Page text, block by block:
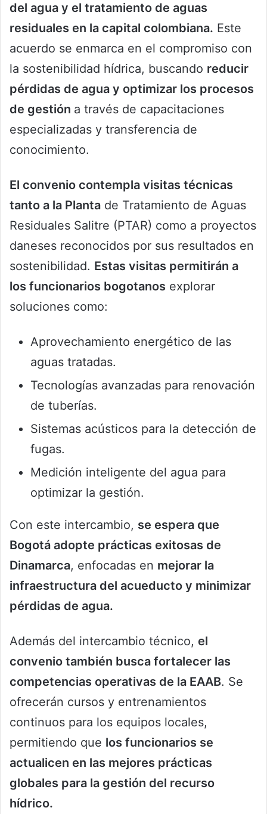
del agua y el tratamiento de aguas
residuales en la capital colombiana. Este
acuerdo se enmarca en el compromiso con
la sostenibilidad hídrica, buscando reducir
pérdidas de agua y optimizar los procesos
de gestión a través de capacitaciones
especializadas y transferencia de
conocimiento.
El convenio contempla visitas técnicas
tanto a la Planta de Tratamiento de Aguas
Residuales Salitre (PTAR) como a proyectos
daneses reconocidos por sus resultados en
sostenibilidad. Estas visitas permitirán a
los funcionarios bogotanos explorar
soluciones como:
Aprovechamiento energético de las
aguas tratadas.
Tecnologías avanzadas para renovación
de tuberías.
Sistemas acústicos para la detección de
fugas.
Medición inteligente del agua para
optimizar la gestión.
Con este intercambio, se espera que
Bogotá adopte prácticas exitosas de
Dinamarca, enfocadas en mejorar la
infraestructura del acueducto y minimizar
pérdidas de agua.
Además del intercambio técnico, el
convenio también busca fortalecer las
competencias operativas de la EAAB. Se
ofrecerán cursos y entrenamientos
continuos para los equipos locales,
permitiendo que los funcionarios se
actualicen en las mejores prácticas
globales para la gestión del recurso
hídrico.